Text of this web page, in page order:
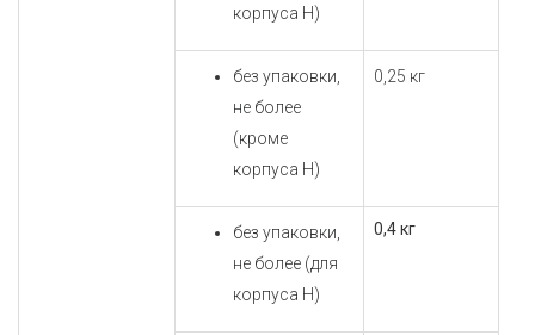
корпуса Н)
без упаковки,
не более
(кроме
корпуса Н)
0,25 кг
без упаковки,
не более (для
корпуса Н)
0,4 кг